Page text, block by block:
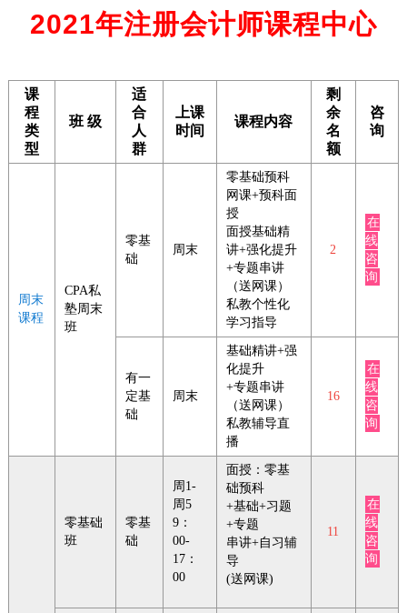
2021年注册会计师课程中心
课
程
类
型
班 级
适
合
人
群
上课
时间
课程内容
剩
余
名
额
咨
询
周末
课程
CPA私
塾周末
班
零基
础
周末
零基础预科
网课+预科面
授
面授基础精
讲+强化提升
+专题串讲
（送网课）
私教个性化
学习指导
2
在
线
咨
询
有一
定基
础
周末
基础精讲+强
化提升
+专题串讲
（送网课）
私教辅导直
播
16
在
线
咨
询
零基础
班
零基
础
周1-
周5
9：
00-
17：
00
面授：零基
础预科
+基础+习题
+专题
串讲+自习辅
导
(送网课)
11
在
线
咨
询